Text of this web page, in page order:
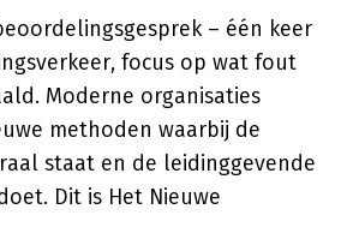
– één keer
focus op wat fout
Moderne organisaties
methoden waarbij de
staat en de leidinggevende
Dit is Het Nieuwe